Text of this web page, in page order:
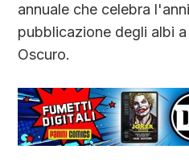
annuale che celebra
pubblicazione degli albi
Oscuro.